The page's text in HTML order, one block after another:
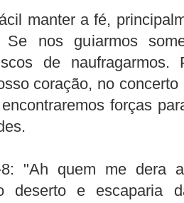
manter a fé,
Se nos guiarmos
de
coração, no
forças
"Ah quem me dera
deserto e escaparia